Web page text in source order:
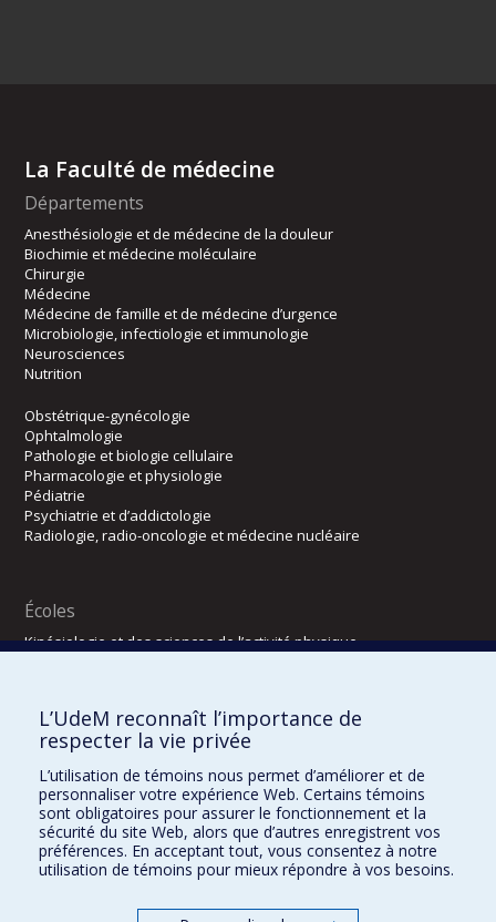
La Faculté de médecine
Départements
Anesthésiologie et de médecine de la douleur
Biochimie et médecine moléculaire
Chirurgie
Médecine
Médecine de famille et de médecine d’urgence
Microbiologie, infectiologie et immunologie
Neurosciences
Nutrition
Obstétrique-gynécologie
Ophtalmologie
Pathologie et biologie cellulaire
Pharmacologie et physiologie
Pédiatrie
Psychiatrie et d’addictologie
Radiologie, radio-oncologie et médecine nucléaire
Écoles
Kinésiologie et des sciences de l’activité physique
Directions
DPC
CPASS
Éthique clinique
L’UdeM reconnaît l’importance de
respecter la vie privée
L’utilisation de témoins nous permet d’améliorer et de
personnaliser votre expérience Web. Certains témoins
sont obligatoires pour assurer le fonctionnement et la
sécurité du site Web, alors que d’autres enregistrent vos
préférences. En acceptant tout, vous consentez à notre
utilisation de témoins pour mieux répondre à vos besoins.